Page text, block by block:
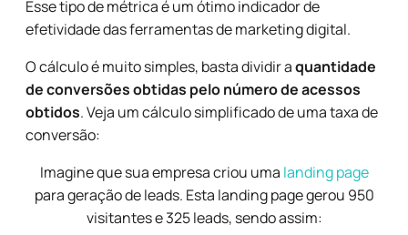
Esse tipo de métrica é um ótimo indicador de
efetividade das ferramentas de marketing digital.
O cálculo é muito simples, basta dividir aquantidade
de conversões obtidas pelo número de acessos
obtidos.Veja um cálculo simplificado de uma taxa de
conversão:
Imagine que sua empresa criou uma landing page
para geração de leads. Esta landing page gerou 950
visitantes e 325 leads, sendo assim: